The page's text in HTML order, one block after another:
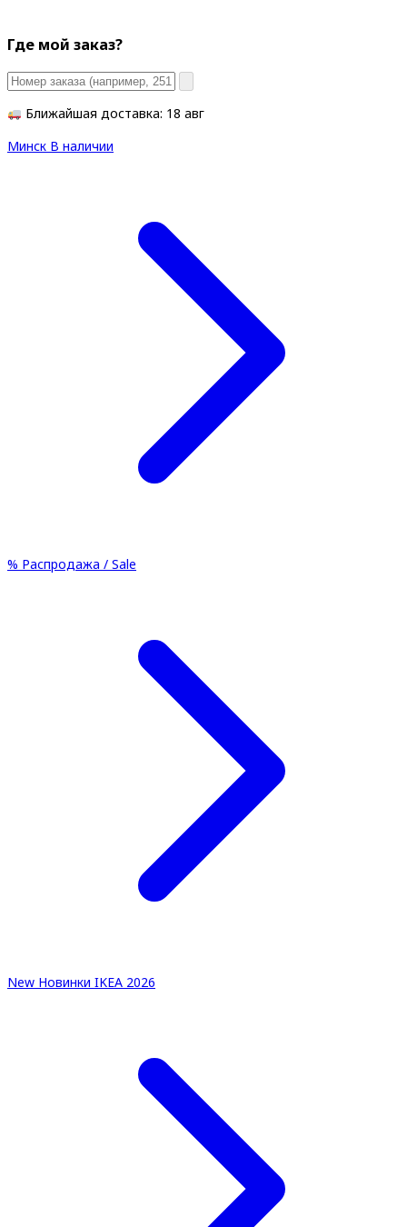
Где мой заказ?
Ближайшая доставка: 18 авг
Минск В наличии
% Распродажа / Sale
New Новинки IKEA 2026